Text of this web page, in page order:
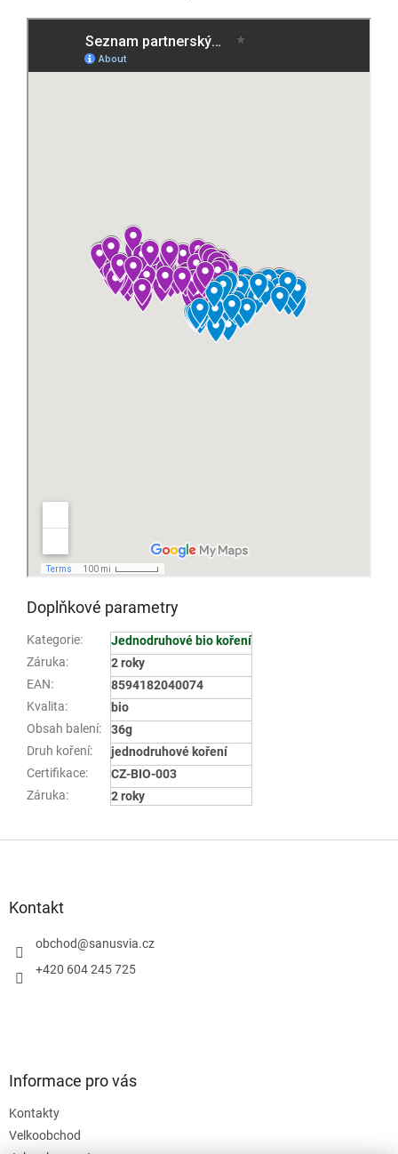
Doplňkové parametry
Kategorie:
Jednodruhové bio koření
Záruka:
2 roky
EAN:
8594182040074
Kvalita:
bio
Obsah balení:
36g
Druh koření:
jednodruhové koření
Certifikace:
CZ-BIO-003
Záruka: 2 roky
Kontakt
obchod@sanusvia.cz
+420 604 245 725
Informace pro vás
Kontakty
Velkoobchod